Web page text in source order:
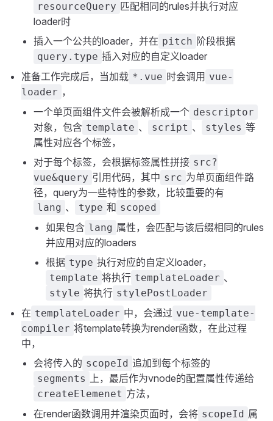
resourceQuery 匹配相同的rules并执行对应
loader时
插入一个公共的loader，并在 pitch 阶段根据
query.type 插入对应的自定义loader
准备工作完成后，当加载 *.vue 时会调用 vue-
loader ，
一个单页面组件文件会被解析成一个 descriptor
对象，包含 template 、 script 、 styles 等
属性对应各个标签，
对于每个标签，会根据标签属性拼接 src?
vue&query 引用代码，其中 src 为单页面组件路
径，query为一些特性的参数，比较重要的有
lang 、 type 和 scoped
如果包含 lang 属性，会匹配与该后缀相同的rules
并应用对应的loaders
根据 type 执行对应的自定义loader，
template 将执行 templateLoader 、
style 将执行 stylePostLoader
在 templateLoader 中，会通过 vue-template-
compiler 将template转换为render函数，在此过程
中，
会将传入的 scopeId 追加到每个标签的
segments 上，最后作为vnode的配置属性传递给
createElemenet 方法，
在render函数调用并渲染页面时，会将 scopeId 属